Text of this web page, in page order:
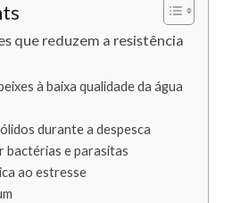
que reduzem a resistência
à baixa qualidade da água
durante a despesca
bactérias e parasitas
ao estresse